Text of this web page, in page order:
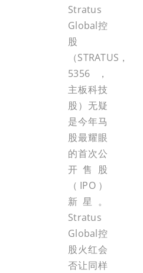
Stratus
Global控
股
（STRATUS，
5356，
主板科技
股）无疑
是今年马
股最耀眼
的首次公
开售股
（IPO）
新星。
Stratus
Global控
股火红会
否让同样